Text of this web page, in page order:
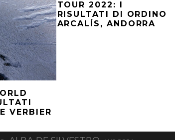
VERBIER
TOUR 2022: I
RISULTATI DI ORDINO
ARCALÍS, ANDORRA